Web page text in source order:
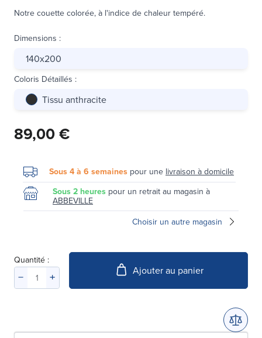
Notre couette colorée, à l'indice de chaleur tempéré.
Dimensions :
140x200
Coloris Détaillés :
Tissu anthracite
89,00 €
Sous 4 à 6 semaines pour une livraison à domicile
Sous 2 heures pour un retrait au magasin à
ABBEVILLE
Choisir un autre magasin
Quantité :
Ajouter au panier